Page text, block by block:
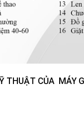
THUẬT CỦA MÁY